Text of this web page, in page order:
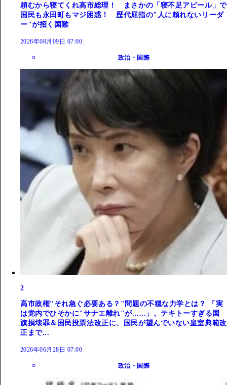
頼むから寝てくれ高市総理！ まさかの「寝不足アピール」で
国民も永田町もマジ困惑！ 歴代屈指の"人に頼れないリーダ
ー"が招く国難
2026年08月09日 07:00
政治・国際
2
高市政権"それ急ぐ必要ある？"問題の不穏な力学とは？ 「実
は党内でひそかに"サナエ離れ"が......」。テキトーすぎる国
旗損壊罪＆国民投票法改正に、国民が望んでいない皇室典範改
正まで...
2026年06月28日 07:00
政治・国際